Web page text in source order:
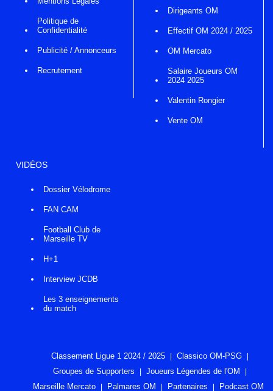
Politique de
Confidentialité
Publicité / Annonceurs
Recrutement
Dirigeants OM
Effectif OM 2024 / 2025
OM Mercato
Salaire Joueurs OM
2024 2025
Valentin Rongier
Vente OM
VIDÉOS
Dossier Vélodrome
FAN CAM
Football Club de
Marseille TV
H+1
Interview JCDB
Les 3 enseignements
du match
Classement Ligue 1 2024 / 2025
Classico OM-PSG
Groupes de Supporters
Joueurs Légendes de l'OM
Marseille Mercato
Palmares OM Partenaires Podcast OM